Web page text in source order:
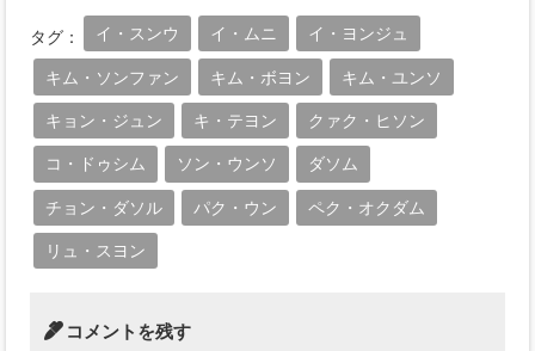
タグ： イ・スンウ イ・ムニ イ・ヨンジュ
キム・ソンファン キム・ボヨン キム・ユンソ
キョン・ジュン キ・テヨン クァク・ヒソン
コ・ドゥシム ソン・ウンソ ダソム
チョン・ダソル パク・ウン ペク・オクダム
リュ・スヨン
コメントを残す